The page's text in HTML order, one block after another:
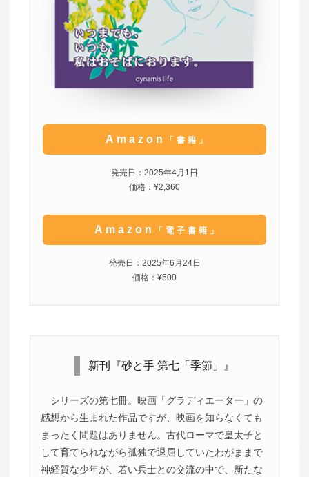
Amazon 「書籍」
発売日：2025年4月1日
価格：¥2,360
Amazon 「電子書籍」
発売日：2025年6月24日
価格：¥500
新刊『砂と手 第七「季節」』
シリーズの第七冊。映画「グラディエーター」の
感想から生まれた作品ですが、映画を知らなくても
まったく問題はありません。古代ローマで皇太子と
して育てられながら孤独で退屈していたわがままで
神経質な少年が、若い兵士との交流の中で、新たな